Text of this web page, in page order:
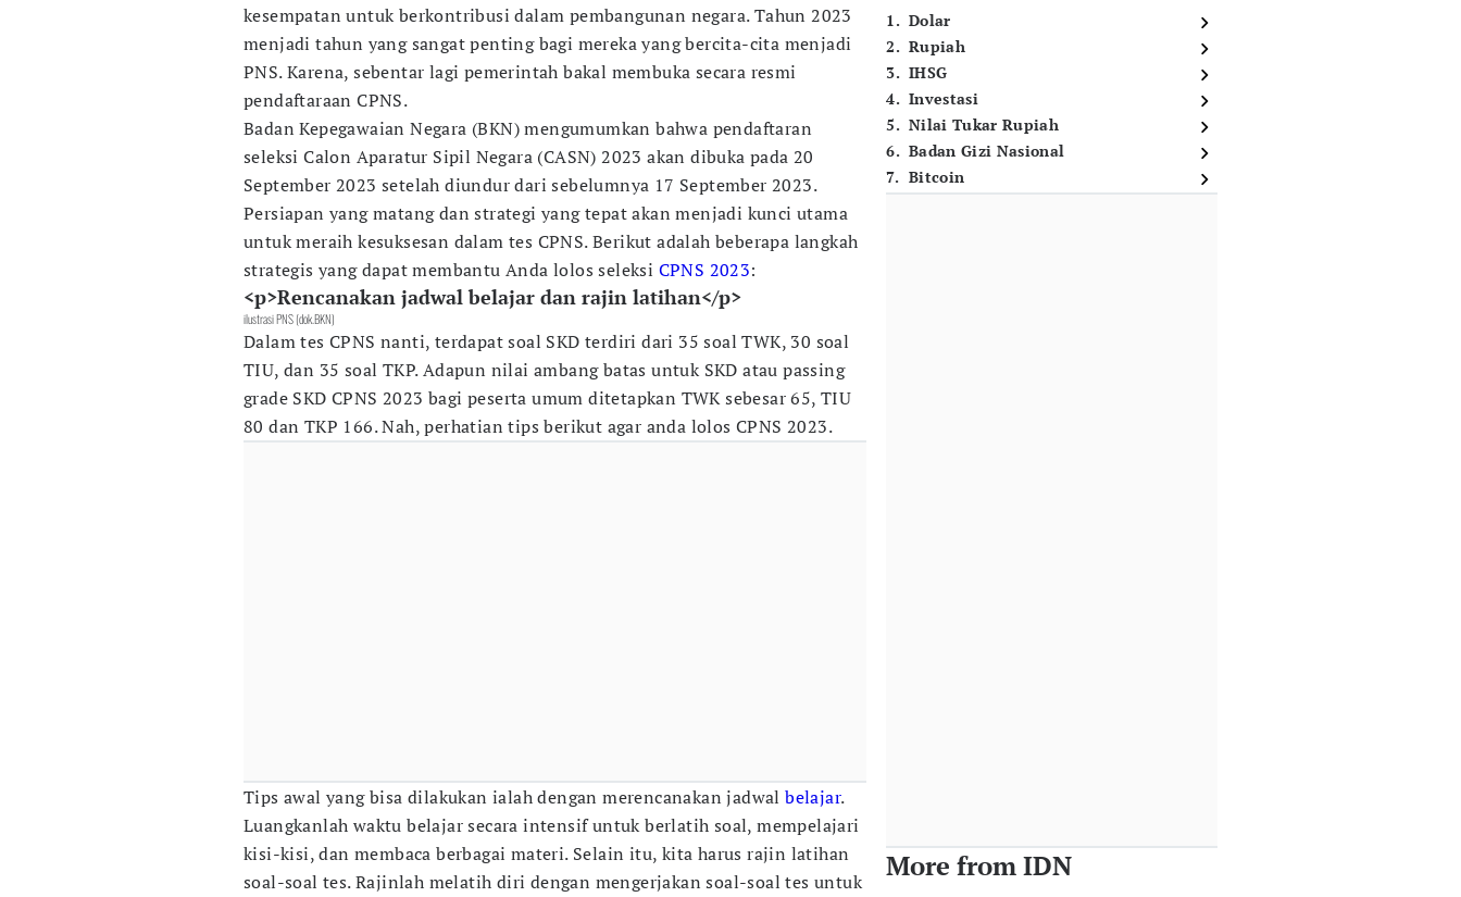
kesempatan untuk berkontribusi dalam pembangunan negara. Tahun 2023
menjadi tahun yang sangat penting bagi mereka yang bercita-cita menjadi
PNS. Karena, sebentar lagi pemerintah bakal membuka secara resmi
pendaftaraan CPNS.
Badan Kepegawaian Negara (BKN) mengumumkan bahwa pendaftaran
seleksi Calon Aparatur Sipil Negara (CASN) 2023 akan dibuka pada 20
September 2023 setelah diundur dari sebelumnya 17 September 2023.
Persiapan yang matang dan strategi yang tepat akan menjadi kunci utama
untuk meraih kesuksesan dalam tes CPNS. Berikut adalah beberapa langkah
strategis yang dapat membantu Anda lolos seleksi CPNS 2023:
<p>Rencanakan jadwal belajar dan rajin latihan</p>
ilustrasi PNS (dok.BKN)
Dalam tes CPNS nanti, terdapat soal SKD terdiri dari 35 soal TWK, 30 soal
TIU, dan 35 soal TKP. Adapun nilai ambang batas untuk SKD atau passing
grade SKD CPNS 2023 bagi peserta umum ditetapkan TWK sebesar 65, TIU
80 dan TKP 166. Nah, perhatian tips berikut agar anda lolos CPNS 2023.
Tips awal yang bisa dilakukan ialah dengan merencanakan jadwalbelajar.
Luangkanlah waktu belajar secara intensif untuk berlatih soal, mempelajari
kisi-kisi, dan membaca berbagai materi. Selain itu, kita harus rajin latihan
soal-soal tes. Rajinlah melatih diri dengan mengerjakan soal-soal tes untuk
1. Dolar
2. Rupiah
3. IHSG
4. Investasi
5. Nilai Tukar Rupiah
6. Badan Gizi Nasional
7. Bitcoin
More from IDN